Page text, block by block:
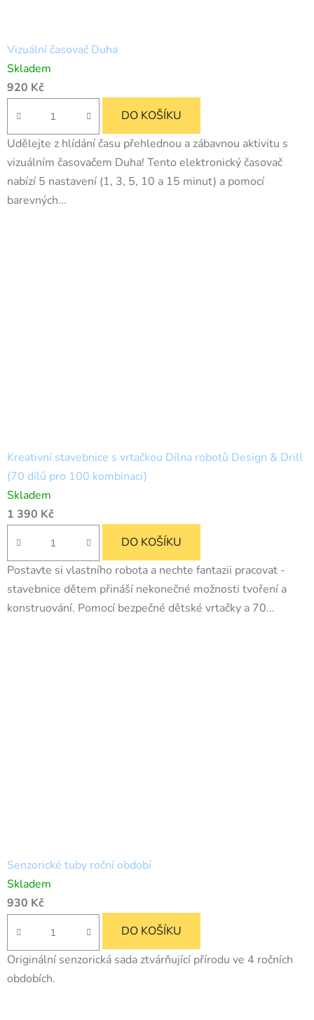
Vizuální časovač Duha
Skladem
920 Kč
DO KOŠÍKU
Udělejte z hlídání času přehlednou a zábavnou aktivitu s
vizuálním časovačem Duha! Tento elektronický časovač
nabízí 5 nastavení (1, 3, 5, 10 a 15 minut) a pomocí
barevných...
Kreativní stavebnice s vrtačkou Dílna robotů Design & Drill
(70 dílů pro 100 kombinací)
Skladem
1 390 Kč
DO KOŠÍKU
Postavte si vlastního robota a nechte fantazii pracovat -
stavebnice dětem přináší nekonečné možnosti tvoření a
konstruování. Pomocí bezpečné dětské vrtačky a 70...
Senzorické tuby roční období
Skladem
930 Kč
DO KOŠÍKU
Originální senzorická sada ztvárňující přírodu ve 4 ročních
obdobích.